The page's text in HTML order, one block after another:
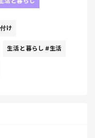
に。
？
べてボロボロかす
いよね
は無理な訳だし
け
生活と暮らし #生活